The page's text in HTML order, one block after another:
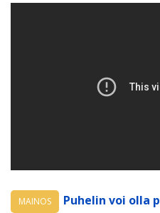
MAINOS Puhelin voi olla